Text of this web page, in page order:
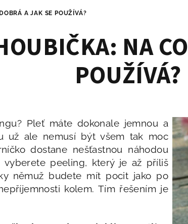
A JAK SE POUŽÍVÁ?
NA
POUŽÍVÁ?
Pleť máte dokonale jemnou a
už ale nemusí být všem tak moc
dostane nešťastnou náhodou
peeling, který je až příliš
němuž budete mít pocit jako po
kolem. Tím řešením je